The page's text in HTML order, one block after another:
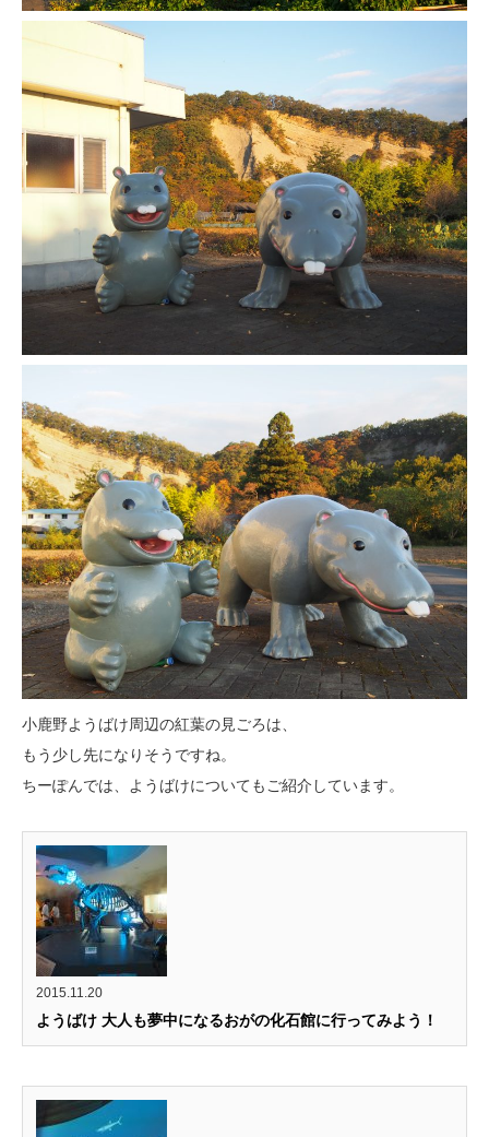
小鹿野ようばけ周辺の紅葉の見ごろは、
もう少し先になりそうですね。
ちーぽんでは、ようばけについてもご紹介しています。
2015.11.20
ようばけ 大人も夢中になるおがの化石館に行ってみよう！